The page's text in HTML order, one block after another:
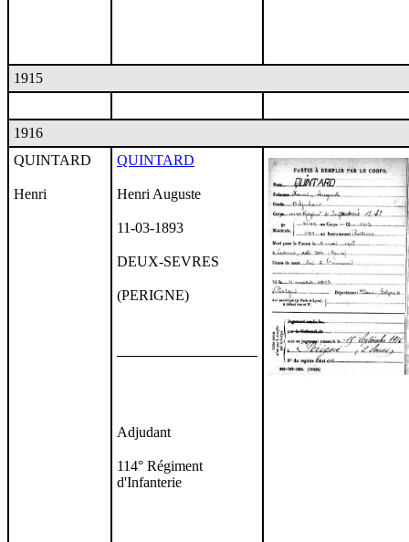
1915
1916
QUINTARD
Henri
QUINTARD
Henri Auguste
11-03-1893
DEUX-SEVRES
(PERIGNE)
Adjudant
114° Régiment
d'Infanterie